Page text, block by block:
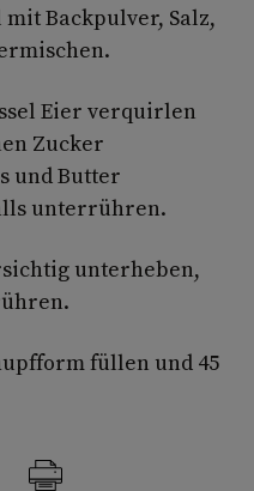
Backpulver, Salz,
Eier verquirlen
Zucker
und Butter
unterrühren.
unterheben,
füllen und 45